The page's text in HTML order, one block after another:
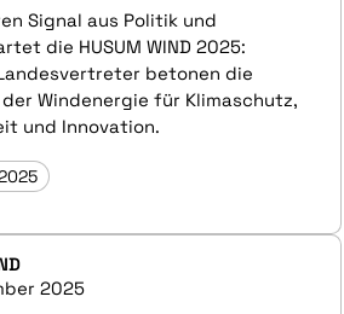
Signal aus Politik und
die HUSUM WIND 2025:
betonen die
Windenergie für Klimaschutz,
und Innovation.
2025